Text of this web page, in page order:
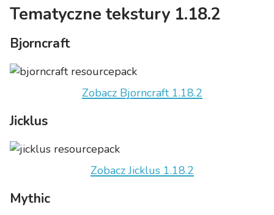
Tematyczne tekstury 1.18.2
Bjorncraft
Zobacz Bjorncraft 1.18.2
Jicklus
Zobacz Jicklus 1.18.2
Mythic